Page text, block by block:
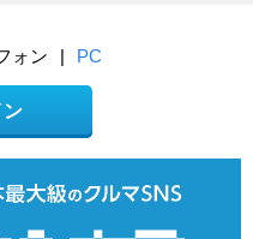
ォン | PC
ン